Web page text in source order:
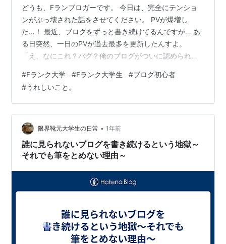
どうも、Fランブロガーです。 今日は、完全にテンショ
ンがぶっ壊された話をさせてください。 PVが爆増し
た…！ 最近、ブログをずっと書き続けてるんですが… あ
る日突然、一日のPVが過去最多を更新したんすよ。
「え、なにこれ？バグ？俺のブログがついに認められた
の”誰にも見られない時期”が長すぎたからさ。 「やっと
届いた…！」って感情がこみあげてきて、ちょっと泣き
そうになった。 嬉しすぎて白米ドカ食い テンション上が
りすぎて理性ぶっこわれました。 白米３６０g（茶碗三
杯分くらい）ドカ食い。 …おかず？ ……ないです。醤油
だけで殴り合いました。 米を…
#Fランク大学 #Fランク大学生 #ブログ初心者
#うれしいこと。
限界靴元大学生の日常 • 1年前
誰に見られないブログを書き続けるという地獄～
それでも筆をとめない理由～